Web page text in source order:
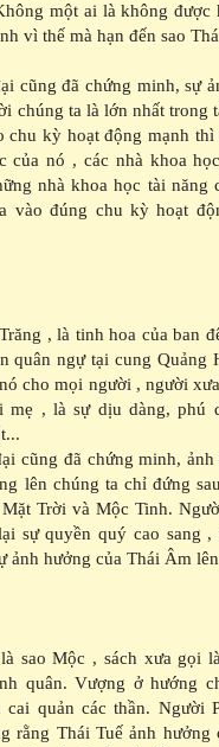
một ai là không được
vì thế mà hạn đến sao
cũng đã chứng minh, sự
chúng ta là lớn nhất trong
chu kỳ hoạt động mạnh thì
của nó , các nhà khoa
nhà khoa học tài năng
vào đúng chu kỳ hoạt
, là tinh hoa của ban
quân ngự tại cung Quảng
cho mọi người , người
mẹ , là sự dịu dàng, phú
cũng đã chứng minh,
lên chúng ta chỉ đứng
Trời và Mộc Tinh.
sự quyền quý cao sang ,
ảnh hưởng của Thái Âm
sao Mộc , sách xưa gọi
quân. Vượng ở hướng
cai quản các thần. Người
rằng Thái Tuế ảnh hưởng